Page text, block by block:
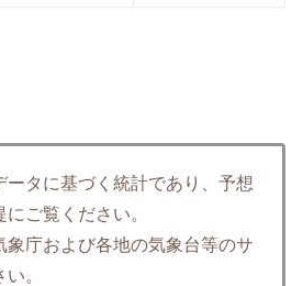
ータに基づく統計であり、予想
ご覧ください。
象庁および各地の気象台等のサ
。